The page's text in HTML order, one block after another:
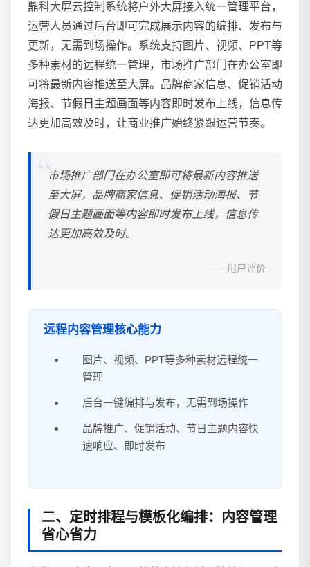
鼎科大屏云控制系统将户外大屏接入统一管理平台，
运营人员通过后台即可完成展示内容的编排、发布与
更新，无需到场操作。系统支持图片、视频、PPT等
多种素材的远程统一管理，市场推广部门在办公室即
可将最新内容推送至大屏。品牌商家信息、促销活动
海报、节假日主题画面等内容即时发布上线，信息传
达更加高效及时，让商业推广始终紧跟运营节奏。
市场推广部门在办公室即可将最新内容推送
至大屏，品牌商家信息、促销活动海报、节
假日主题画面等内容即时发布上线，信息传
达更加高效及时。
—— 用户评价
远程内容管理核心能力
图片、视频、PPT等多种素材远程统一
管理
后台一键编排与发布，无需到场操作
品牌推广、促销活动、节日主题内容快
速响应、即时发布
二、定时排程与模板化编排：内容管理
省心省力